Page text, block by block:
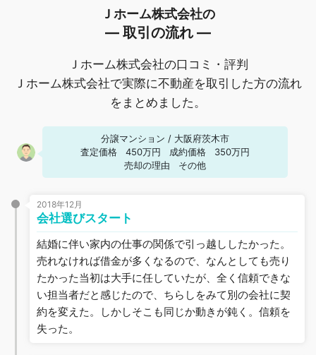
Ｊホーム株式会社の
― 取引の流れ ―
Ｊホーム株式会社の口コミ・評判
Ｊホーム株式会社で実際に不動産を取引した方の流れ
をまとめました。
分譲マンション / 大阪府茨木市
査定価格
450万円 成約価格
350万円
売却の理由
その他
2018年12月
会社選びスタート
結婚に伴い家内の仕事の関係で引っ越ししたかった。
売れなければ借金が多くなるので、なんとしても売り
たかった当初は大手に任していたが、全く信頼できな
い担当者だと感じたので、ちらしをみて別の会社に契
約を変えた。しかしそこも同じか動きが鈍く。信頼を
失った。